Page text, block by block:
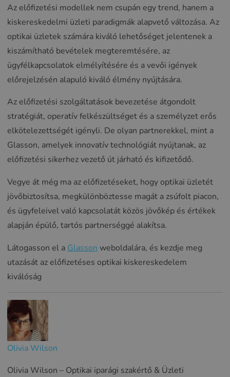
Az előfizetési modellek nem csupán egy trend, hanem a
kiskereskedelmi üzleti paradigmák alapvető változása. Az
optikai üzletek számára kiváló lehetőséget jelentenek a
kiszámítható bevételek megteremtésére, az
ügyfélkapcsolatok elmélyítésére és a vevői igények
előrejelzésén alapuló kiváló élmény nyújtására.
Az előfizetési szolgáltatások bevezetése átgondolt
stratégiát, operatív felkészültséget és a személyzet erős
elkötelezettségét igényli. De olyan partnerekkel, mint a
Glasson, amelyek innovatív technológiát nyújtanak, az
előfizetési sikerhez vezető út járható és kifizetődő.
Vegye át még ma az előfizetéseket, hogy optikai üzletét
jövőbiztosítsa, megkülönböztesse magát a zsúfolt piacon,
és ügyfeleivel való kapcsolatát közös jövőkép és értékek
alapján épülő, tartós partnerséggé alakítsa.
Látogasson el a Glasson weboldalára, és kezdje meg
utazását az előfizetéses optikai kiskereskedelem
kiválóság
Olivia Wilson
Olivia Wilson – Optikai iparági szakértő & Üzleti